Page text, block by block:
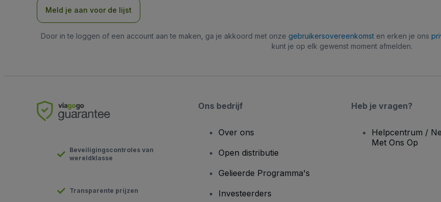
Meld je aan voor de lijst
Door in te loggen of een account aan te maken, ga je akkoord met onze gebruikersovereenkomst en erken je ons
kunt je op elk gewenst moment afmelden.
Beveiligingscontroles van
wereldklasse
Transparente prijzen
Ons bedrijf
Over ons
Open distributie
Gelieerde Programma's
Investeerders
Heb je vragen?
Helpcentrum /
Met Ons Op